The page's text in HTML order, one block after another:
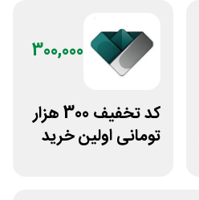
300,000
کد تخفیف 300 هزار
تومانی اولین خرید